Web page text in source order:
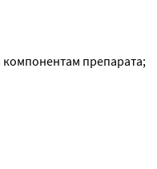
препарата;